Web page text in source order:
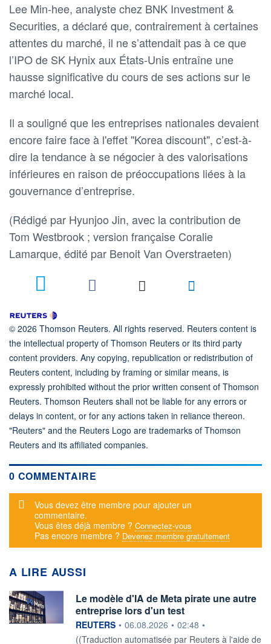
Lee Min-hee, analyste chez BNK Investment &
Securities, a ​déclaré que, contrairement à certaines
attentes du marché, il ne s’attendait pas à ce que
l’IPO de SK Hynix aux États-Unis entraîne une
hausse significative ⁠du cours de ses actions sur le
marché local.
Il a souligné que les entreprises nationales devaient
encore faire face à l'effet "Korea discount", c’est-à-
dire la tendance à se négocier à des valorisations
inférieures en raison de préoccupations liées à la
gouvernance d’entreprise.
(Rédigé par Hyunjoo Jin, avec la contribution de
Tom Westbrook ; version française Coralie
Lamarque, édité ​par Benoit Van Overstraeten)
© 2026 Thomson Reuters. All rights reserved. Reuters content is
the intellectual property of Thomson Reuters or its third party
content providers. Any copying, republication or redistribution of
Reuters content, including by framing or similar means, is
expressly prohibited without the prior written consent of Thomson
Reuters. Thomson Reuters shall not be liable for any errors or
delays in content, or for any actions taken in reliance thereon.
"Reuters" and the Reuters Logo are trademarks of Thomson
Reuters and its affiliated companies.
0 COMMENTAIRE
Message d'alerte
Vous devez être membre pour ajouter un
commentaire.
Vous êtes déjà membre ? Connectez-vous
Pas encore membre ? Devenez membre gratuitement
A LIRE AUSSI
Le modèle d'IA de Meta pirate une autre
entreprise lors d'un test
information fournie par
REUTERS • 06.08.2026 • 02:48 •
((Traduction automatisée par Reuters à l'aide de